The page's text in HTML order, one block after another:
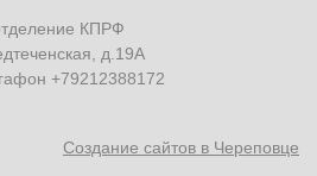
КПРФ
д.19А
+79212388172
Создание сайтов в Череповце